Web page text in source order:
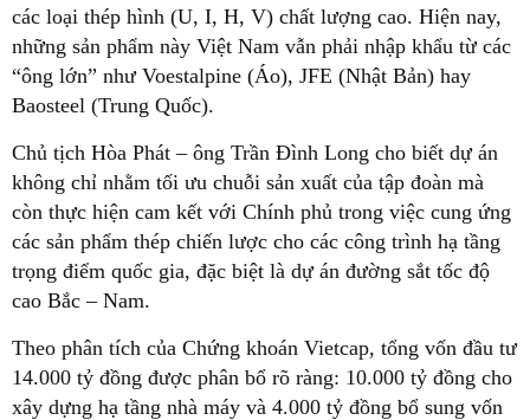
các loại thép hình (U, I, H, V) chất lượng cao. Hiện nay,
những sản phẩm này Việt Nam vẫn phải nhập khẩu từ các
“ông lớn” như Voestalpine (Áo), JFE (Nhật Bản) hay
Baosteel (Trung Quốc).
Chủ tịch Hòa Phát – ông Trần Đình Long cho biết dự án
không chỉ nhằm tối ưu chuỗi sản xuất của tập đoàn mà
còn thực hiện cam kết với Chính phủ trong việc cung ứng
các sản phẩm thép chiến lược cho các công trình hạ tầng
trọng điểm quốc gia, đặc biệt là dự án đường sắt tốc độ
cao Bắc – Nam.
Theo phân tích của Chứng khoán Vietcap, tổng vốn đầu tư
14.000 tỷ đồng được phân bổ rõ ràng: 10.000 tỷ đồng cho
xây dựng hạ tầng nhà máy và 4.000 tỷ đồng bổ sung vốn